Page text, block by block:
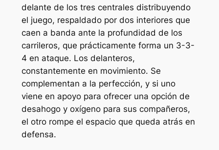
delante de los tres centrales distribuyendo
el juego, respaldado por dos interiores que
caen a banda ante la profundidad de los
carrileros, que prácticamente forma un 3-3-
4 en ataque. Los delanteros,
constantemente en movimiento. Se
complementan a la perfección, y si uno
viene en apoyo para ofrecer una opción de
desahogo y oxígeno para sus compañeros,
el otro rompe el espacio que queda atrás en
defensa.